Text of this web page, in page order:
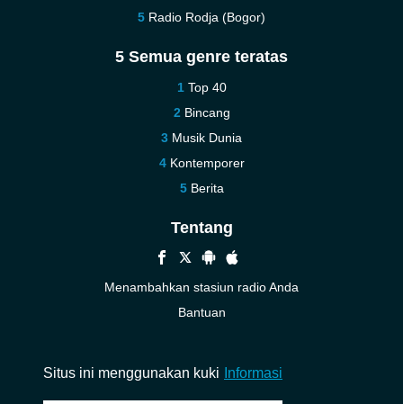
Radio Rodja (Bogor)
5 Semua genre teratas
Top 40
Bincang
Musik Dunia
Kontemporer
Berita
Tentang
Menambahkan stasiun radio Anda
Bantuan
Situs ini menggunakan kuki Informasi